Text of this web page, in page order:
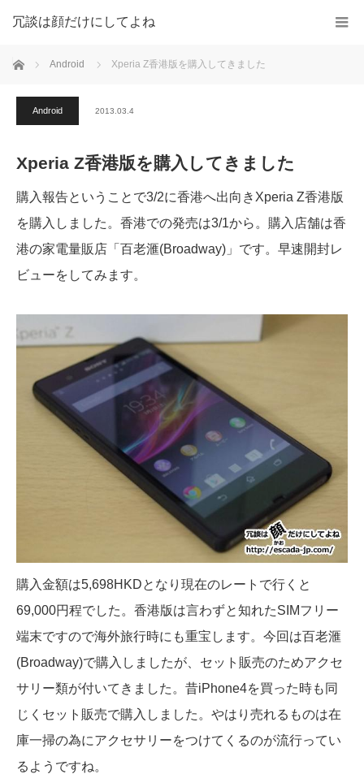
冗談は顔だけにしてよね
ホーム Android Xperia Z香港版を購入してきました
Android 2013.03.4
Xperia Z香港版を購入してきました
購入報告ということで3/2に香港へ出向きXperia Z香港版
を購入しました。香港での発売は3/1から。購入店舗は香
港の家電量販店「百老滙(Broadway)」です。早速開封レ
ビューをしてみます。
購入金額は5,698HKDとなり現在のレートで行くと
69,000円程でした。香港版は言わずと知れたSIMフリー
端末ですので海外旅行時にも重宝します。今回は百老滙
(Broadway)で購入しましたが、セット販売のためアクセ
サリー類が付いてきました。昔iPhone4を買った時も同
じくセット販売で購入しました。やはり売れるものは在
庫一掃の為にアクセサリーをつけてくるのが流行ってい
るようですね。